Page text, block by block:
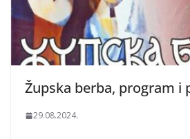
Župska berba, program i
29.08.2024.